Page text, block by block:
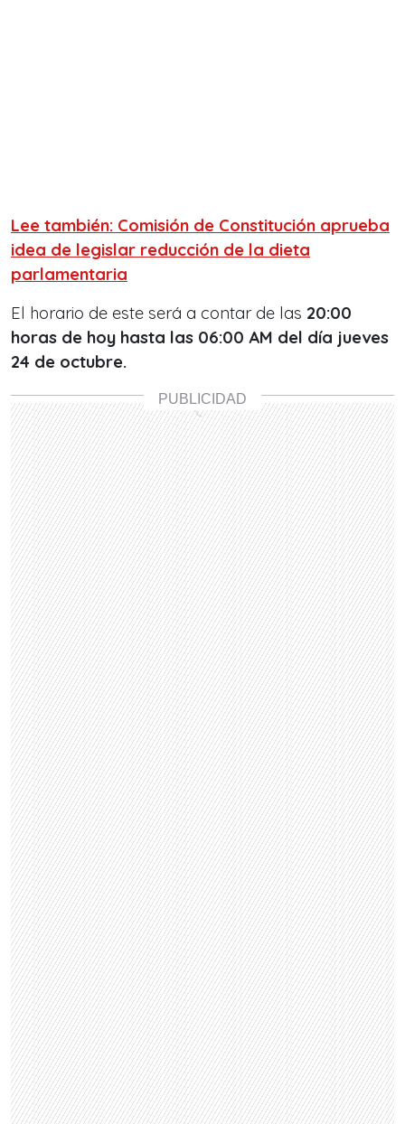
Lee también: Comisión de Constitución aprueba
idea de legislar reducción de la dieta
parlamentaria
El horario de este será a contar de las 20:00
horas de hoy hasta las 06:00 AM del día jueves
24 de octubre.